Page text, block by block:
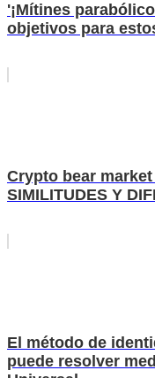
'¡Mítines
objetivos para
Crypto bear market
SIMILITUDES Y
El método de
puede resolver